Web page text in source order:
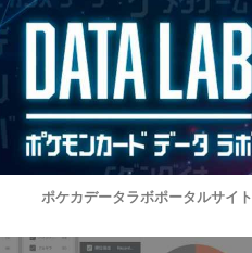
ポケカデータラボポータルサイト